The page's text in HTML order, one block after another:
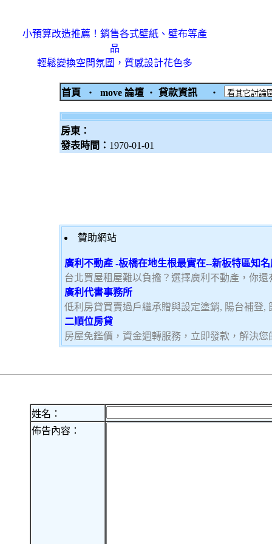
小預算改造推薦！銷售各式壁紙、壁布等產
品
輕鬆變換空間氛圍，質感設計花色多
首頁 ‧ move 論壇 ‧ 貸款資訊 ‧
房東：
發表時間： 1970-01-01
贊助網站
廣利不動產 -板橋在地生根最實在--新板特區知
台北買屋租屋難以負擔？選擇廣利不動產，你還
廣利代書事務所
低利房貸買賣過戶繼承贈與設定塗銷, 陽台補登,
二順位房貸
房屋免鑑價，資金週轉服務，立即發款，解決您
姓名：
佈告內容：